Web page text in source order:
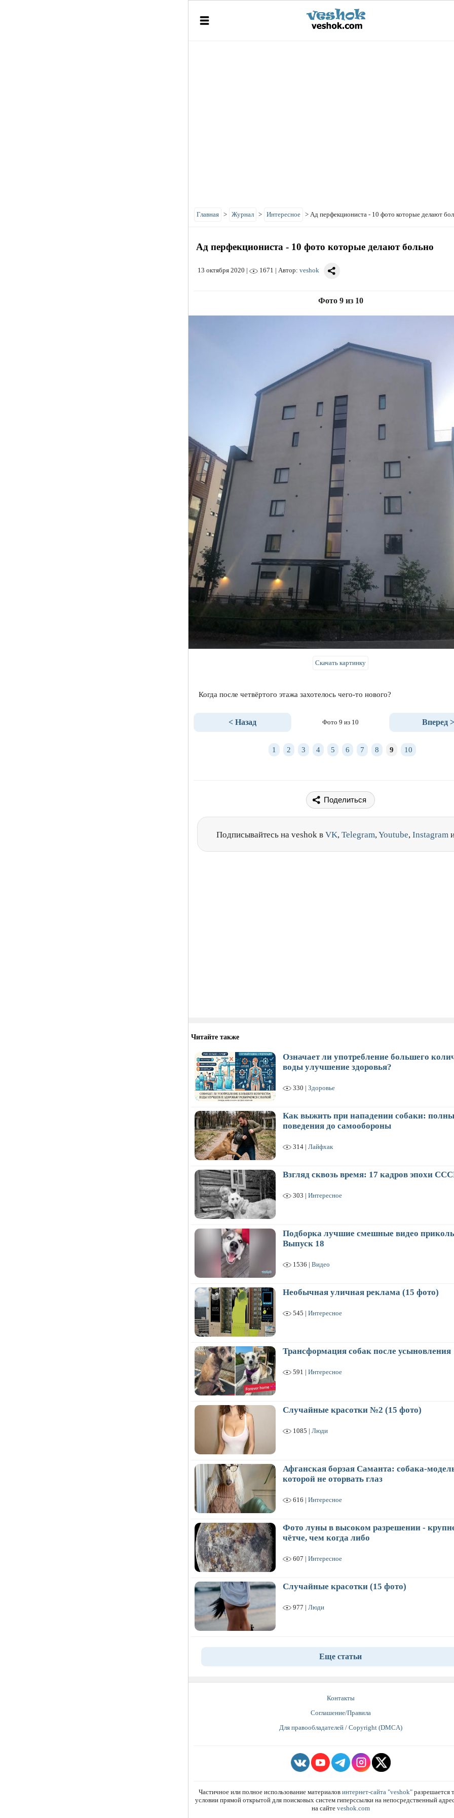
Главная > Журнал > Интересное > Ад перфекциониста - 10 фото которые делают
Ад перфекциониста - 10 фото которые делают больно
13 октября 2020 | 1671 | Автор: veshok
Фото 9 из 10
Скачать картинку
Когда после четвёртого этажа захотелось чего-то нового?
< Назад Фото 9 из 10 Вперед >
1 2 3 4 5 6 7 8 9 10
Поделиться
Подписывайтесь на veshok в VK, Telegram, Youtube, Instagram
Читайте также
Означает ли употребление большего
воды улучшение здоровья?
330 | Здоровье
Как выжить при нападении собаки:
поведения до самообороны
314 | Лайфхак
Взгляд сквозь время: 17 кадров эпохи
303 | Интересное
Подборка лучшие смешные видео
Выпуск 18
1536 | Видео
Необычная уличная реклама (15 фото)
545 | Интересное
Трансформация собак после усыновления
591 | Интересное
Случайные красотки №2 (15 фото)
1085 | Люди
Афганская борзая Саманта: собака-
которой не оторвать глаз
616 | Интересное
Фото луны в высоком разрешении -
чётче, чем когда либо
607 | Интересное
Случайные красотки (15 фото)
977 | Люди
Еще статьи
Контакты
Соглашение/Правила
Для правообладателей / Copyright (DMCA)
Частичное или полное использование материалов интернет-сайта "veshok" разрешается
условии прямой открытой для поисковых систем гиперссылки на непосредственный
на сайте veshok.com